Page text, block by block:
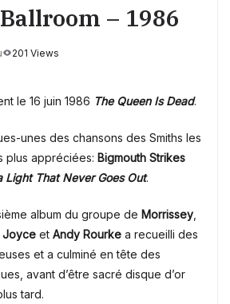
– 1986
201 Views
le 16 juin 1986 The Queen Is Dead.
unes des chansons des Smiths les
plus appréciées: Bigmouth Strikes
Light That Never Goes Out.
album du groupe de Morrissey
Joyce et Andy Rourke a recueilli des
et a culminé en tête des
avant d’être sacré disque d’or
tard.